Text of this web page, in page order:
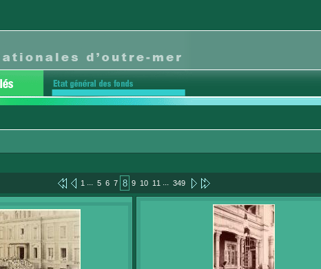
1 ... 5 6 7 8 9 10 11 ... 349